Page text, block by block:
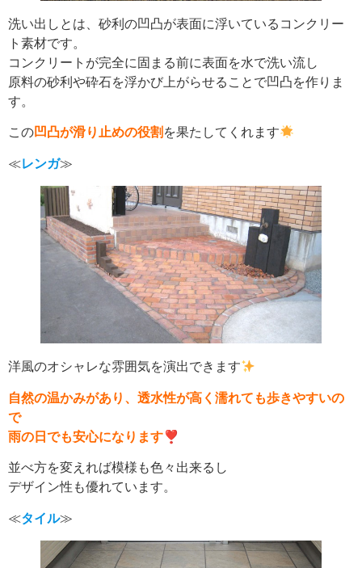
洗い出しとは、砂利の凹凸が表面に浮いているコンクリー
ト素材です。
コンクリートが完全に固まる前に表面を水で洗い流し
原料の砂利や砕石を浮かび上がらせることで凹凸を作りま
す。
この凹凸が滑り止めの役割 を果たしてくれます
≪レンガ≫
洋風のオシャレな雰囲気を演出できます
自然の温かみがあり、透水性が高く濡れても歩きやすいの
で
雨の日でも安心になります❣
並べ方を変えれば模様も色々出来るし
デザイン性も優れています。
≪タイル≫